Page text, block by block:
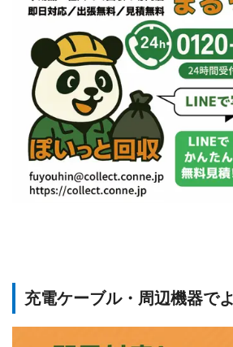
充電ケーブル・周辺機器で